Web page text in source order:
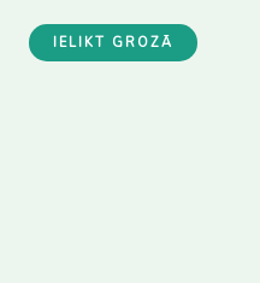
was:
9.95 €.
is:
6.00 €.
IELIKT GROZĀ